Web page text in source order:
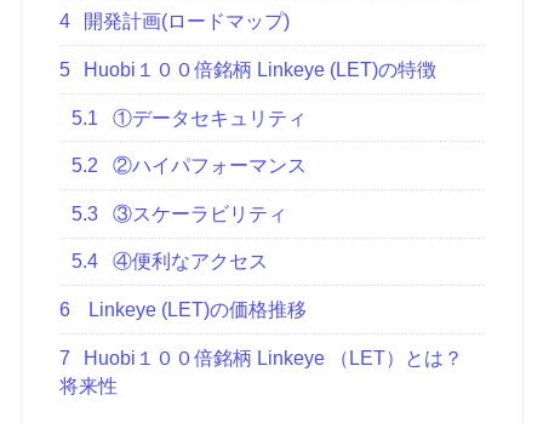
4 開発計画(ロードマップ)
5 Huobi１００倍銘柄 Linkeye (LET)の特徴
5.1 ①データセキュリティ
5.2 ②ハイパフォーマンス
5.3 ③スケーラビリティ
5.4 ④便利なアクセス
6 Linkeye (LET)の価格推移
7
Huobi１００倍銘柄 Linkeye （LET）とは？
将来性